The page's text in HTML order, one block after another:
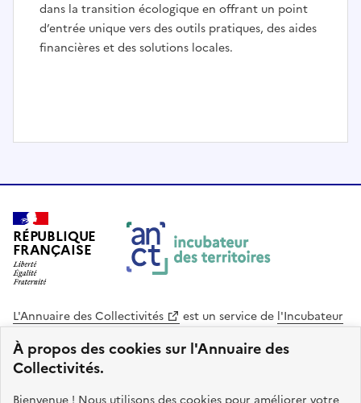
À propos des cookies sur l'Annuaire des
Collectivités.
dans la transition écologique en offrant un point
d’entrée unique vers des outils pratiques, des aides
financières et des solutions locales.
e
m
1
o
f
3
RÉPUBLIQUE
FRANÇAISE
L'Annuaire des Collectivités est un service de l'Incubateur
des Territoires
Cohésion des Territoires
. Le code source de ce site web
est disponible en licence libre. Le design de ce site est conçu
avec le système de design de l’État.